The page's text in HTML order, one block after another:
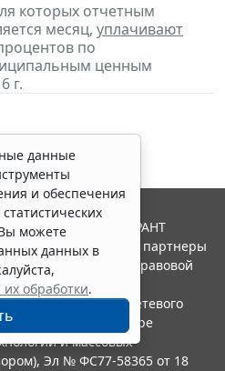
которых отчетным
месяц, уплачивают
по
ценным
г.
данные
и обеспечения
можете
данных в
обработки.
2026. Система ГАРАНТ
"Гарант" и ее партнеры
ассоциации правовой
в качестве сетевого
по надзору в сфере
и массовых
Эл № ФС77-58365 от 18